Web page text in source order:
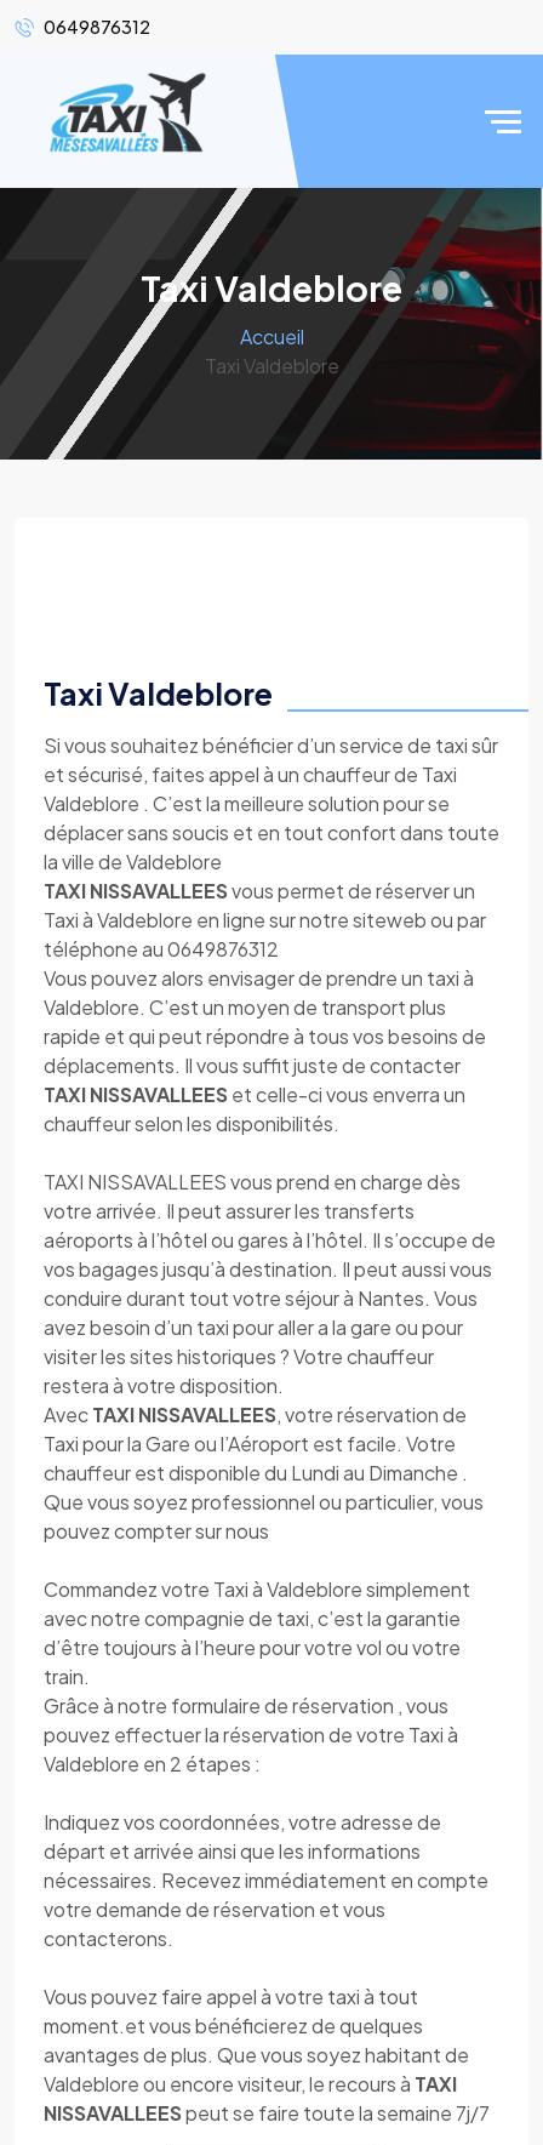
0649876312
Taxi Valdeblore
Accueil
Taxi Valdeblore
Taxi Valdeblore
Si vous souhaitez bénéficier d’un service de taxi sûr
et sécurisé, faites appel à un chauffeur de Taxi
Valdeblore . C’est la meilleure solution pour se
déplacer sans soucis et en tout confort dans toute
la ville de Valdeblore
TAXI NISSAVALLEESvous permet de réserver un
Taxi à Valdeblore en ligne sur notre siteweb ou par
téléphone au 0649876312
Vous pouvez alors envisager de prendre un taxi à
Valdeblore. C’est un moyen de transport plus
rapide et qui peut répondre à tous vos besoins de
déplacements. Il vous suffit juste de contacter
TAXI NISSAVALLEES et celle-ci vous enverra un
chauffeur selon les disponibilités.
TAXI NISSAVALLEES vous prend en charge dès
votre arrivée. Il peut assurer les transferts
aéroports à l’hôtel ou gares à l’hôtel. Il s’occupe de
vos bagages jusqu’à destination. Il peut aussi vous
conduire durant tout votre séjour à Nantes. Vous
avez besoin d’un taxi pour aller a la gare ou pour
visiter les sites historiques ? Votre chauffeur
restera à votre disposition.
AvecTAXI NISSAVALLEES, votre réservation de
Taxi pour la Gare ou l’Aéroport est facile. Votre
chauffeur est disponible du Lundi au Dimanche .
Que vous soyez professionnel ou particulier, vous
pouvez compter sur nous
Commandez votre Taxi à Valdeblore simplement
avec notre compagnie de taxi, c’est la garantie
d’être toujours à l’heure pour votre vol ou votre
train.
Grâce à notre formulaire de réservation , vous
pouvez effectuer la réservation de votre Taxi à
Valdeblore en 2 étapes :
Indiquez vos coordonnées, votre adresse de
départ et arrivée ainsi que les informations
nécessaires. Recevez immédiatement en compte
votre demande de réservation et vous
contacterons.
Vous pouvez faire appel à votre taxi à tout
moment.et vous bénéficierez de quelques
avantages de plus. Que vous soyez habitant de
Valdeblore ou encore visiteur, le recours à TAXI
NISSAVALLEESpeut se faire toute la semaine 7j/7